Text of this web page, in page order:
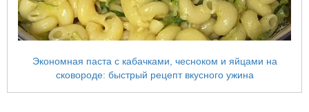
Экономная паста с кабачками, чесноком и яйцами на
сковороде: быстрый рецепт вкусного ужина